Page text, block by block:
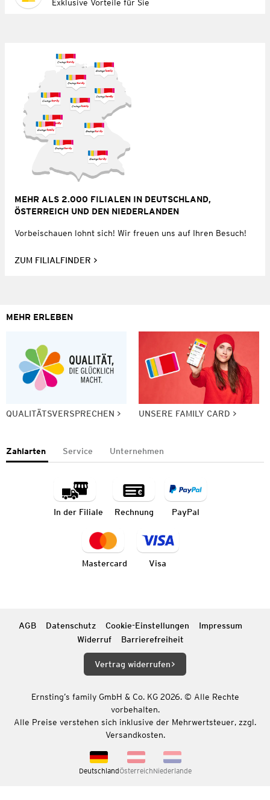
Exklusive Vorteile für Sie
MEHR ALS 2.000 FILIALEN IN DEUTSCHLAND,
ÖSTERREICH UND DEN NIEDERLANDEN
Vorbeischauen lohnt sich! Wir freuen uns auf Ihren Besuch!
ZUM FILIALFINDER
MEHR ERLEBEN
QUALITÄTSVERSPRECHEN UNSERE FAMILY CARD
Zahlarten Service Unternehmen
In der Filiale Rechnung PayPal
Mastercard Visa
AGB Datenschutz Cookie-Einstellungen
Impressum
Widerruf
Barrierefreiheit
Vertrag widerrufen
Ernsting’s family GmbH & Co. KG 2026. © Alle Rechte
vorbehalten.
Alle Preise verstehen sich inklusive der Mehrwertsteuer, zzgl.
Versandkosten.
DeutschlandÖsterreichNiederlande